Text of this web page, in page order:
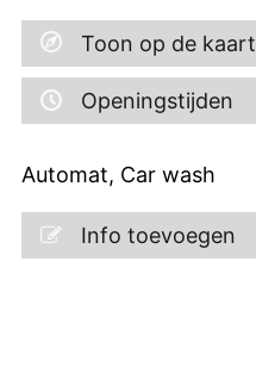
Toon op de kaart
Openingstijden
Automat, Car wash
Info toevoegen